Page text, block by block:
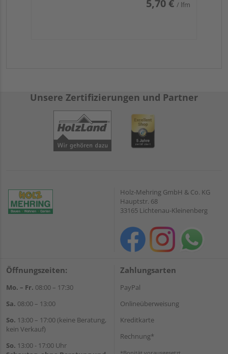
5,70 € / lfm
Unsere Zertifizierungen und Partner
Holz-Mehring GmbH & Co. KG
Hauptstr. 68
33165 Lichtenau-Kleinenberg
Öffnungszeiten:
Mo. – Fr. 08:00 – 17:30
Sa. 08:00 – 13:00
So. 13:00 – 17:00 (keine Beratung,
kein Verkauf)
So. 13:00 - 17:00 Uhr
Zahlungsarten
PayPal
Onlineüberweisung
Kreditkarte
Rechnung*